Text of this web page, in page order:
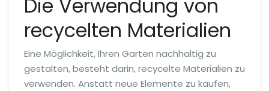
Die Verwendung von
recycelten Materialien
Eine Möglichkeit, Ihren Garten nachhaltig zu
gestalten, besteht darin, recycelte Materialien zu
verwenden. Anstatt neue Elemente zu kaufen,